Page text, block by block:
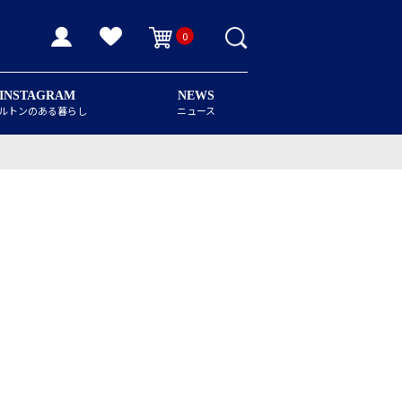
0
INSTAGRAM
トンのある暮らし
NEWS
ニュース